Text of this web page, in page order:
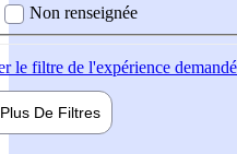
Non renseignée
le filtre de l'expérience
Plus De Filtres